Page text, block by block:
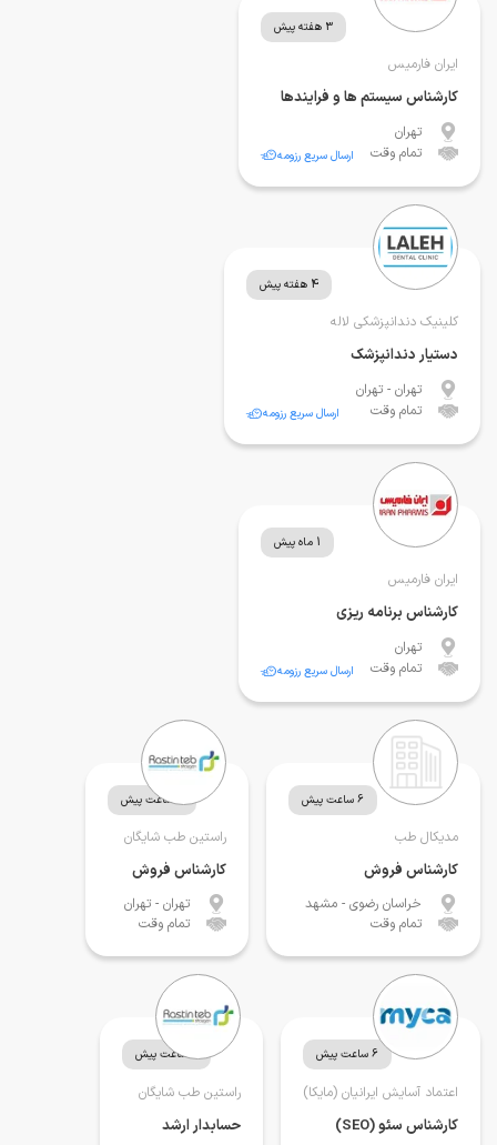
3 هفته پیش
ایران فارمیس
کارشناس سیستم ها و فرایندها
تهران
تمام وقت
ارسال سریع رزومه
4 هفته پیش
کلینیک دندانپزشکی لاله
دستیار دندانپزشک
تهران - تهران
تمام وقت
ارسال سریع رزومه
1 ماه پیش
ایران فارمیس
کارشناس برنامه ریزی
تهران
تمام وقت
ارسال سریع رزومه
6 ساعت پیش
مدیکال طب
کارشناس فروش
خراسان رضوی - مشهد
تمام وقت
6 ساعت پیش
راستین طب شایگان
کارشناس فروش
تهران - تهران
تمام وقت
6 ساعت پیش
اعتماد آسایش ایرانیان (مایکا)
کارشناس سئو (SEO)
6 ساعت پیش
راستین طب شایگان
حسابدار ارشد